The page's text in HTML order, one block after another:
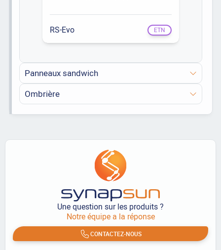
RS-Evo ETN
Panneaux sandwich
Ombrière
Une question sur les produits ?
Notre équipe a la réponse
CONTACTEZ-NOUS